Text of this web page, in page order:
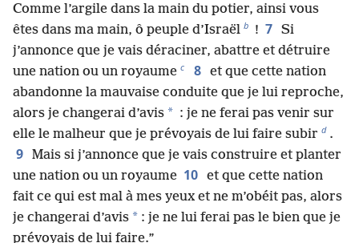
Comme l’argile dans la main du potier, ainsi vous
êtes dans ma main, ô peuple d’Israël b ! 7 Si
j’annonce que je vais déraciner, abattre et détruire
une nation ou un royaume c 8 et que cette nation
abandonne la mauvaise conduite que je lui reproche,
alors je changerai d’avis * : je ne ferai pas venir sur
elle le malheur que je prévoyais de lui faire subir d .
9 Mais si j’annonce que je vais construire et planter
une nation ou un royaume 10 et que cette nation
fait ce qui est mal à mes yeux et ne m’obéit pas, alors
je changerai d’avis * : je ne lui ferai pas le bien que je
prévoyais de lui faire.”